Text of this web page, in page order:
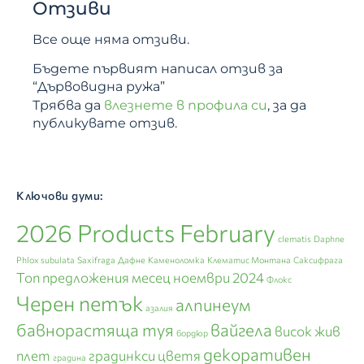
Отзиви
Все още няма отзиви.
Бъдете първият написал отзив за
“Дървовидна ружа”
Трябва да влезнете в профила си, за да
публикувате отзив.
Ключови думи:
2026 Products February clematis Daphne
Phlox subulata Saxifraga Дафне Каменоломка Клематис Монтана Саксифрага
Топ предложения месец ноември 2024 Флокс
Черен петък азалия алпинеум
бавнорастяща туя бордюр вайгела висок жив
плет градина градинкси цветя декоративен